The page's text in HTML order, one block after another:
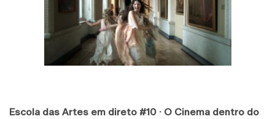
Escola das Artes em direto #10 · O Cinema dentro do